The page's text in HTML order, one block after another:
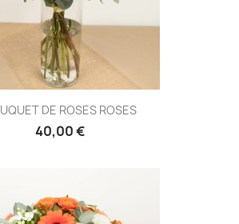
DE ROSES ROSES
40,00 €